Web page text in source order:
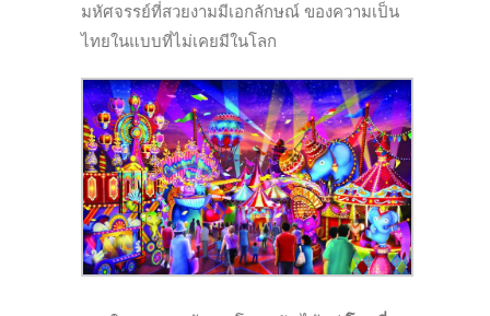
มหัศจรรย์ที่สวยงามมีเอกลักษณ์ ของความเป็น
ไทยในแบบที่ไม่เคยมีในโลก